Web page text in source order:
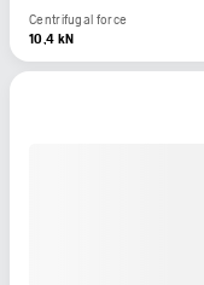
Centrifugal force
10,4 kN